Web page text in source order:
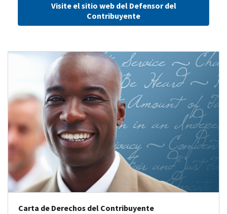
Visite el sitio web del Defensor del
Contribuyente
Carta de Derechos del Contribuyente